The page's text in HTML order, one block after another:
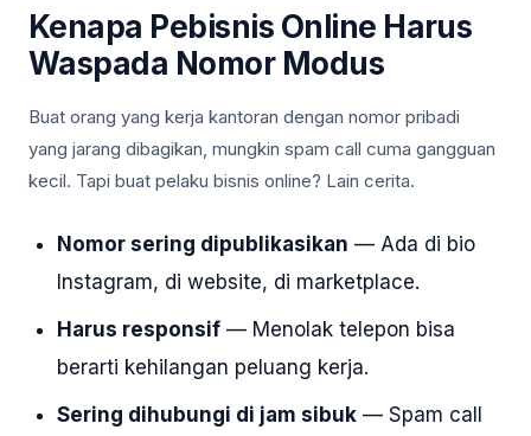
Kenapa Pebisnis Online Harus
Waspada Nomor Modus
Buat orang yang kerja kantoran dengan nomor pribadi
yang jarang dibagikan, mungkin spam call cuma gangguan
kecil. Tapi buat pelaku bisnis online? Lain cerita.
Nomor sering dipublikasikan — Ada di bio
Instagram, di website, di marketplace.
Harus responsif — Menolak telepon bisa
berarti kehilangan peluang kerja.
Sering dihubungi di jam sibuk — Spam call